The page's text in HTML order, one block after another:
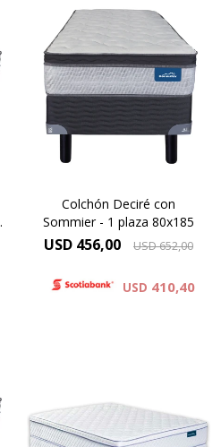
El Dormiflex Decire combina
un sistema de Resortes
Pocket independientes con
espumas de calidad
premium para ofrecer un
descanso confortable,
estable y con un excelente
nivel de adaptación. Su
diseño está pensado para
brindar un soporte preciso .
Colchón Deciré con
Sommier - 1 plaza 80x185
USD 456,00 USD652,00
USD 410,40
EUROPILLOW - ONE SIDE,
Altura de colchón 24 cm y 59
cm la suma del colchón y el